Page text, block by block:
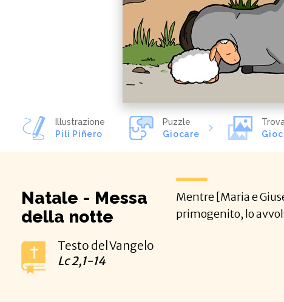
Illustrazione
Pili Piñero
Puzzle
Giocare
Natale - Messa
della notte
Testo del Vangelo
Lc2,1-14
Mentre [Maria e
primogenito, lo